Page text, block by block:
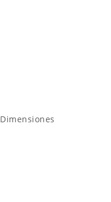
Dimensiones